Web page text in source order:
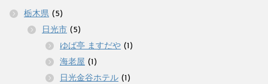
栃木県 (5)
日光市 (5)
ゆば亭 ますだや (1)
海老屋 (1)
日光金谷ホテル (1)